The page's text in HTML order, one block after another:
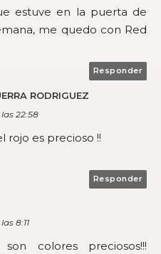
estuve en la puerta de
me quedo con Red
Responder
RODRIGUEZ
las 22:58
rojo es precioso !!
Responder
8:11
colores preciosos!!!